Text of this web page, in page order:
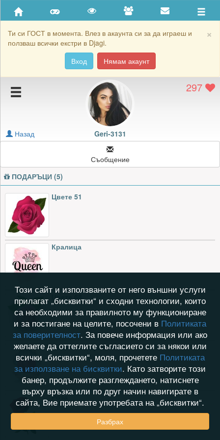
×
Ти си ГОСТ в момента. Влез в акаунта си за да играеш и
ползваш всички екстри в Djagi.
Вход
Нямам акаунт
Приятели
Хронология на игри
Подаръците на Geri-3131
Картичките на Geri-3131
Блокирай Geri-3131
297
Geri-3131
Назад
Съобщение
ПОДАРЪЦИ (5)
Цвете 51
Кралица
Цвете 68
Любовна перла
Роза
Този сайт и използваните от него външни услуги
прилагат „бисквитки“ и сходни технологии, които
са необходими за правилното му функциониране
и за постигане на целите, посочени в Политиката
за поверителност. За повече информация или ако
желаете да оттеглите съгласието си за някои или
всички „бисквитки“, моля, прочетете Политиката
за използване на бисквитки. Като затворите този
банер, продължите разглеждането, натиснете
върху връзка или по друг начин навигирате в
сайта, Вие приемате употребата на „бисквитки“.
Разбрах